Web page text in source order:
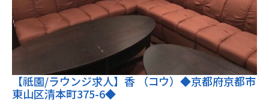
【祇園/ラウンジ求人】香 （コウ）◆京都府京都市
東山区清本町375-6◆